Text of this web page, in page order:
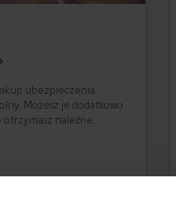
ubezpieczenia
Możesz je dodatkowo
otrzymasz należne